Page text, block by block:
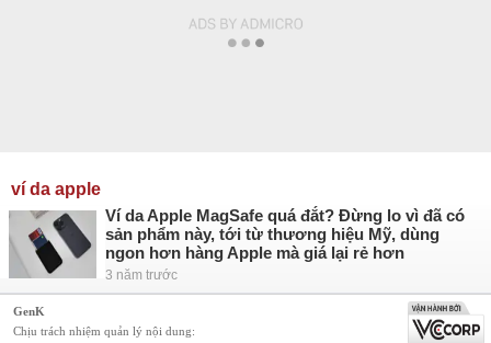
ví da apple
Ví da Apple MagSafe quá đắt? Đừng lo vì đã có
sản phẩm này, tới từ thương hiệu Mỹ, dùng
ngon hơn hàng Apple mà giá lại rẻ hơn
3 năm trước
GenK
Chịu trách nhiệm quản lý nội dung: